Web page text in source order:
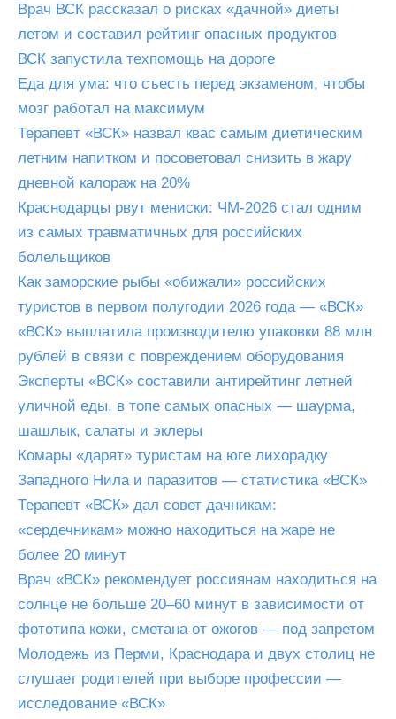
Врач ВСК рассказал о рисках «дачной» диеты
летом и составил рейтинг опасных продуктов
ВСК запустила техпомощь на дороге
Еда для ума: что съесть перед экзаменом, чтобы
мозг работал на максимум
Терапевт «ВСК» назвал квас самым диетическим
летним напитком и посоветовал снизить в жару
дневной калораж на 20%
Краснодарцы рвут мениски: ЧМ-2026 стал одним
из самых травматичных для российских
болельщиков
Как заморские рыбы «обижали» российских
туристов в первом полугодии 2026 года — «ВСК»
«ВСК» выплатила производителю упаковки 88 млн
рублей в связи с повреждением оборудования
Эксперты «ВСК» составили антирейтинг летней
уличной еды, в топе самых опасных — шаурма,
шашлык, салаты и эклеры
Комары «дарят» туристам на юге лихорадку
Западного Нила и паразитов — статистика «ВСК»
Терапевт «ВСК» дал совет дачникам:
«сердечникам» можно находиться на жаре не
более 20 минут
Врач «ВСК» рекомендует россиянам находиться на
солнце не больше 20–60 минут в зависимости от
фототипа кожи, сметана от ожогов — под запретом
Молодежь из Перми, Краснодара и двух столиц не
слушает родителей при выборе профессии —
исследование «ВСК»